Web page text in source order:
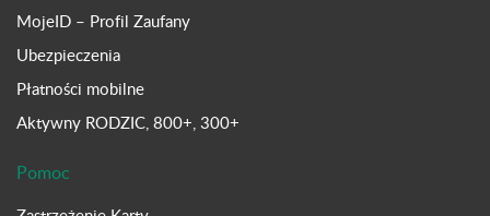
MojeID – Profil Zaufany
Ubezpieczenia
Płatności mobilne
Aktywny RODZIC, 800+, 300+
Pomoc